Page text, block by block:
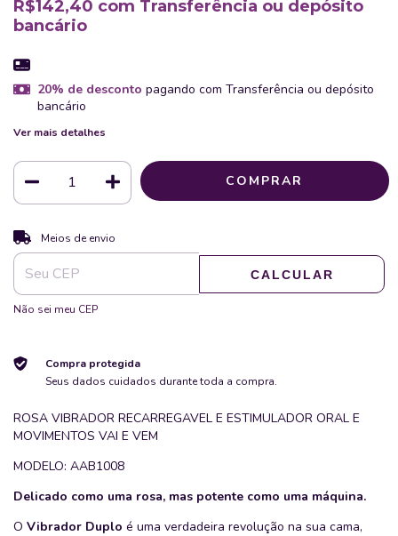
R$142,40 com Transferência ou depósito
bancário
20% de desconto pagando com Transferência ou depósito
bancário
Ver mais detalhes
Entregas para o CEP:
Meios de envio
CALCULAR
Não sei meu CEP
Compra protegida
Seus dados cuidados durante toda a compra.
ROSA VIBRADOR RECARREGAVEL E ESTIMULADOR ORAL E
MOVIMENTOS VAI E VEM
MODELO: AAB1008
Delicado como uma rosa, mas potente como uma máquina.
O Vibrador Duplo é uma verdadeira revolução na sua cama,